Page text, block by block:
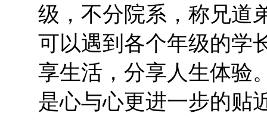
级，不分院系，称兄道
可以遇到各个年级的学
享生活，分享人生体验
是心与心更进一步的贴